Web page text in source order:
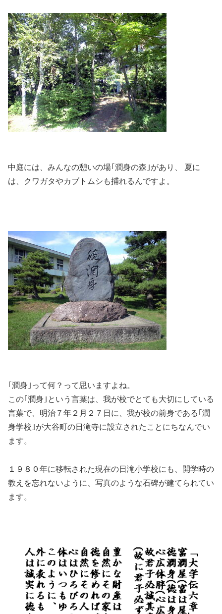
中庭には、みんなの憩いの場｢潤身の森｣があり、 夏に
は、クワガタやカブトムシも捕れるんですよ。
｢潤身｣って何？って思いますよね。
この｢潤身｣という言葉は、我が校でとても大切にしている
言葉で、明治７年２月２７日に、我が校の前身である｢潤
身学校｣が大谷町の日滝寺に設立されたことにちなんでい
ます。
１９８０年に移転された現在の日滝小学校にも、開学時の
教えを忘れないように、写真のような石碑が建てられてい
ます。